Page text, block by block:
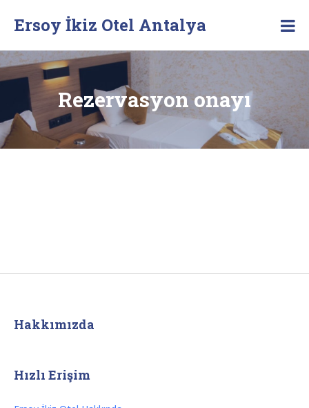
Ersoy İkiz Otel Antalya
Rezervasyon onayı
Hakkımızda
Hızlı Erişim